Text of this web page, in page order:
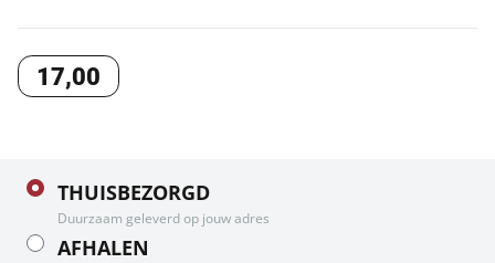
17,00
THUISBEZORGD
Duurzaam geleverd op jouw adres
AFHALEN